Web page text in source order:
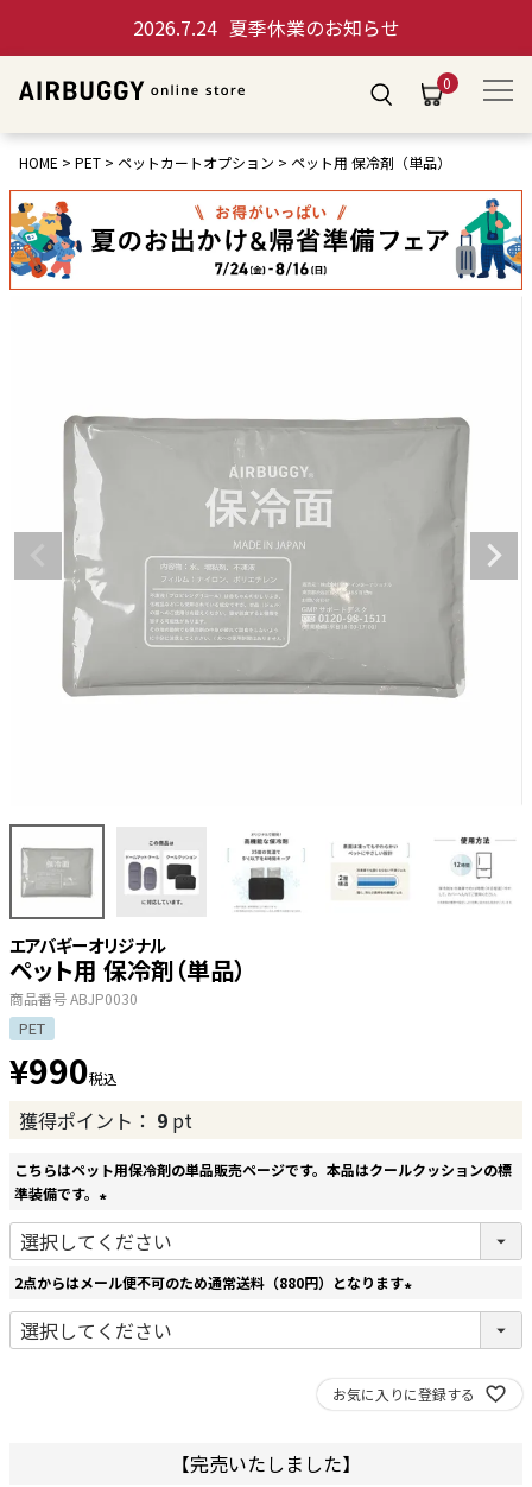
2026.7.24 夏季休業のお知らせ
0
HOME PET ペットカートオプション ペット用 保冷剤（単品）
エアバギーオリジナル
ペット用 保冷剤（単品）
商品番号ABJP0030
PET
¥990税込
獲得ポイント： 9 pt
こちらはペット用保冷剤の単品販売ページです。本品はクールクッションの標
準装備です。
(
必
須
2点からはメール便不可のため通常送料（880円）となります
(
)
お気に入りに登録する
【完売いたしました】